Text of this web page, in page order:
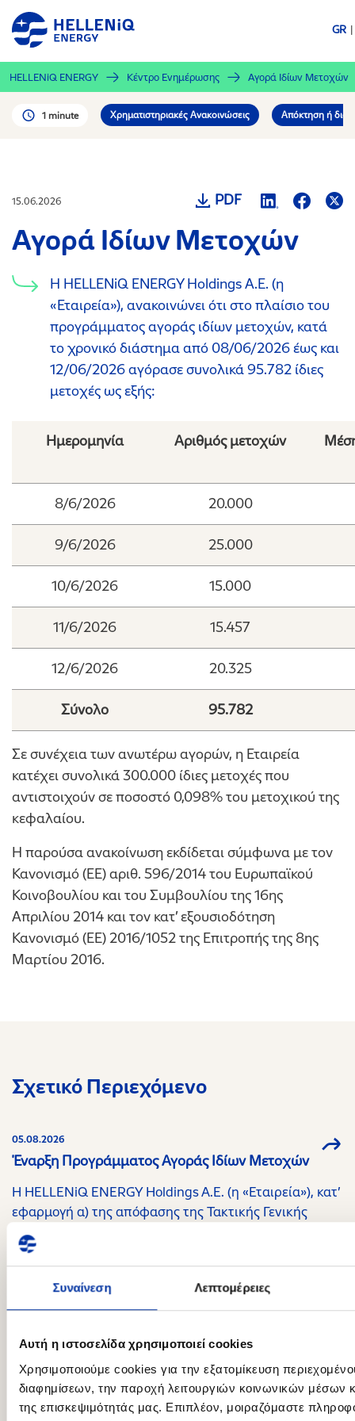
Συναίνεση Λεπτομέρειες
Αυτή η ιστοσελίδα χρησιμοποιεί cookies
Χρησιμοποιούμε cookies για την εξατομίκευση
διαφημίσεων, την παροχή λειτουργιών κοινωνικών μέσων
της επισκεψιμότητάς μας. Επιπλέον, μοιραζόμαστε
Παράκαμψη
προς
κυρίως
περιεχόμενο
GR
HELLENiQ ENERGY Κέντρο Ενημέρωσης Αγορά Ιδίων Μετοχών
1 minute Χρηματιστηριακές Ανακοινώσεις Απόκτηση ή
15.06.2026 PDF
Αγορά Ιδίων Μετοχών
H HELLENiQ ENERGY Holdings Α.Ε. (η
«Εταιρεία»), ανακοινώνει ότι στο πλαίσιο του
προγράμματος αγοράς ιδίων μετοχών, κατά
το χρονικό διάστημα από 08/06/2026 έως και
12/06/2026 αγόρασε συνολικά 95.782 ίδιες
μετοχές ως εξής:
Ημερομηνία Αριθμός μετοχών
8/6/2026 20.000
9/6/2026 25.000
10/6/2026 15.000
11/6/2026 15.457
12/6/2026 20.325
Σύνολο 95.782
Σε συνέχεια των ανωτέρω αγορών, η Εταιρεία
κατέχει συνολικά 300.000 ίδιες μετοχές που
αντιστοιχούν σε ποσοστό 0,098% του μετοχικού της
κεφαλαίου.
Η παρούσα ανακοίνωση εκδίδεται σύμφωνα με τον
Κανονισμό (ΕΕ) αριθ. 596/2014 του Ευρωπαϊκού
Κοινοβουλίου και του Συμβουλίου της 16ης
Απριλίου 2014 και τον κατ’ εξουσιοδότηση
Κανονισμό (ΕΕ) 2016/1052 της Επιτροπής της 8ης
Μαρτίου 2016.
Σχετικό Περιεχόμενο
05.08.2026
Έναρξη Προγράμματος Αγοράς Ιδίων Μετοχών
Η HELLENiQ ENERGY Holdings A.E. (η «Εταιρεία»), κατ’
εφαρμογή α) της απόφασης της Τακτικής Γενικής
Συνέλευσης των μετόχων της 25ης Ιουνίου 2026 (η
«Γενική Συνέλευση» ) η οποία ενέκρινε την υιοθέτηση
προγράμματος αγοράς ιδίων μετοχών (το «Πρόγραμμα
Αγοράς») και την παροχή σχετικής εξουσιοδότησης για
την υλοποίησή του στο Διοικητικό Συμβούλιο και β)
Εταιρείας της 5ης Αυγούστου 2026, ανακοινώνει την
πρόθεσή της για έναρξη υλοποίησης του
Προγράμματος Αγοράς, προκειμένου να εξυπηρετήσει
τη δωρεάν διάθεση μετοχών της Εταιρείας σε στελέχη